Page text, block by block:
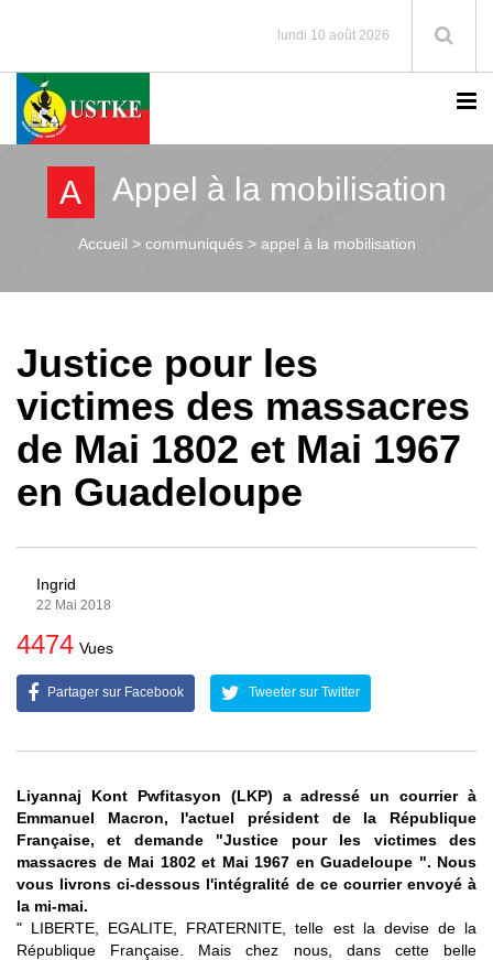
lundi 10 août 2026
A Appel à la mobilisation
Accueil >communiqués > appel à la mobilisation
Justice pour les
victimes des massacres
de Mai 1802 et Mai 1967
en Guadeloupe
Ingrid
22 Mai 2018
4474 Vues
Partager sur Facebook Tweeter sur Twitter
Liyannaj Kont Pwfitasyon (LKP) a adressé un courrier à
Emmanuel Macron, l'actuel président de la République
Française, et demande "Justice pour les victimes des
massacres de Mai 1802 et Mai 1967 en Guadeloupe ". Nous
vous livrons ci-dessous l'intégralité de ce courrier envoyé à
la mi-mai.
" LIBERTE, EGALITE, FRATERNITE, telle est la devise de la
République Française. Mais chez nous, dans cette belle